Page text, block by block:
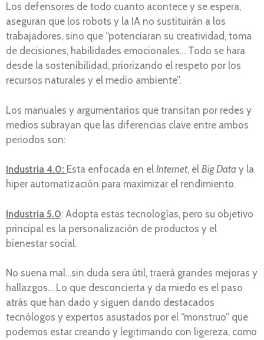
Los defensores de todo cuanto acontece y se espera,
aseguran que los robots y la IA no sustituirán a los
trabajadores, sino que “potenciaran su creatividad, toma
de decisiones, habilidades emocionales… Todo se hara
desde la sostenibilidad, priorizando el respeto por los
recursos naturales y el medio ambiente”.
Los manuales y argumentarios que transitan por redes y
medios subrayan que las diferencias clave entre ambos
periodos son:
Industria 4.0: Esta enfocada en el Internet, el Big Data y la
hiper automatización para maximizar el rendimiento.
Industria 5.0: Adopta estas tecnologías, pero su objetivo
principal es la personalización de productos y el
bienestar social.
No suena mal…sin duda sera útil, traerá grandes mejoras y
hallazgos… Lo que desconcierta y da miedo es el paso
atrás que han dado y siguen dando destacados
tecnólogos y expertos asustados por el “monstruo” que
podemos estar creando y legitimando con ligereza, como